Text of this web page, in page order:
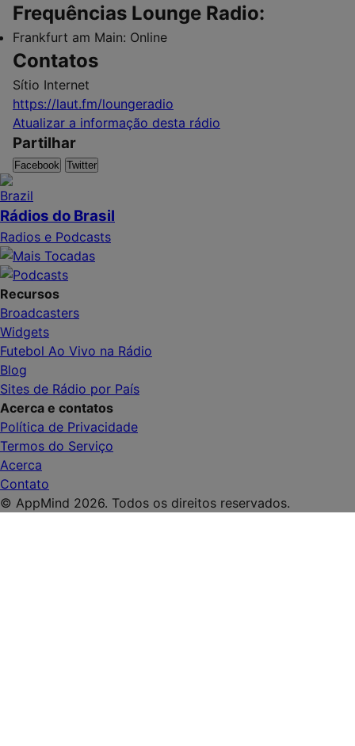
Frequências Lounge Radio:
Frankfurt am Main: Online
Contatos
Sítio Internet
https://laut.fm/loungeradio
Atualizar a informação desta rádio
Partilhar
Facebook Twitter
Rádios do Brasil
Radios e Podcasts
Recursos
Broadcasters
Widgets
Futebol Ao Vivo na Rádio
Blog
Sites de Rádio por País
Acerca e contatos
Política de Privacidade
Termos do Serviço
Acerca
Contato
© AppMind 2026. Todos os direitos reservados.